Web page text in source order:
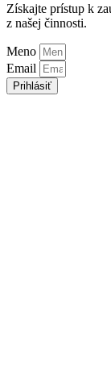
Získajte prístup k
z našej činnosti.
Meno
Email
Prihlásiť